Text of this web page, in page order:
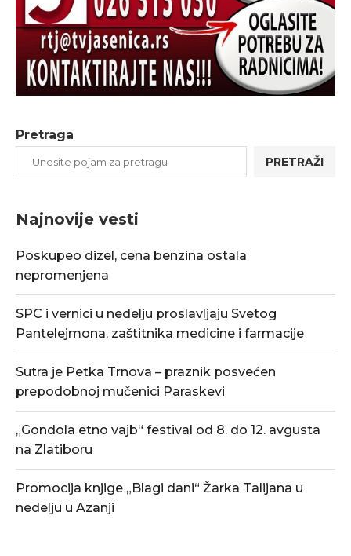
Pretraga
PRETRAŽI
Najnovije vesti
Poskupeo dizel, cena benzina ostala
nepromenjena
SPC i vernici u nedelju proslavljaju Svetog
Pantelejmona, zaštitnika medicine i farmacije
Sutra je Petka Trnova – praznik posvećen
prepodobnoj mučenici Paraskevi
„Gondola etno vajb“ festival od 8. do 12. avgusta
na Zlatiboru
Promocija knjige „Blagi dani“ Žarka Talijana u
nedelju u Azanji